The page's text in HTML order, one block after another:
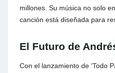
millones. Su música no solo
canción está diseñada para
El Futuro de
Con el lanzamiento de ‘Todo